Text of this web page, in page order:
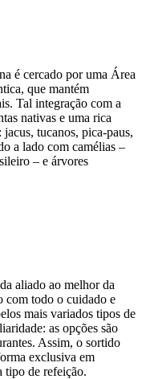
é cercado por uma Área
que mantém
Tal integração com a
nativas e uma rica
tucanos, pica-paus,
a lado com camélias –
– e árvores
aliado ao melhor da
com todo o cuidado e
mais variados tipos de
as opções são
Assim, o sortido
exclusiva em
tipo de refeição.